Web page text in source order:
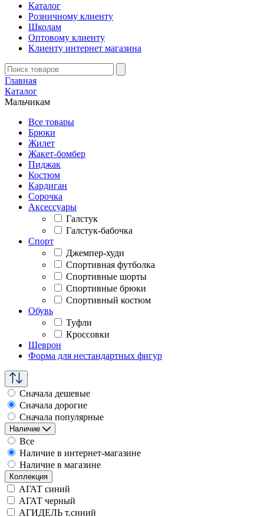
Каталог
Розничному клиенту
Школам
Оптовому клиенту
Клиенту интернет магазина
Главная
Каталог
Мальчикам
Все товары
Брюки
Жилет
Жакет-бомбер
Пиджак
Костюм
Кардиган
Сорочка
Аксессуары
Галстук
Галстук-бабочка
Спорт
Джемпер-худи
Спортивная футболка
Спортивные шорты
Спортивные брюки
Спортивный костюм
Обувь
Туфли
Кроссовки
Шеврон
Форма для нестандартных фигур
Сначала дешевые
Сначала дорогие
Сначала популярные
Наличие
Все
Наличие в интернет-магазине
Наличие в магазине
Коллекция
АГАТ синий
АГАТ черный
АГИДЕЛЬ т.синий